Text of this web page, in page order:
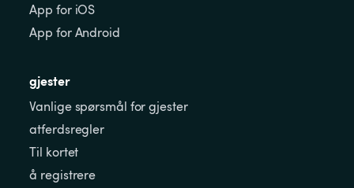
App for iOS
App for Android
gjester
Vanlige spørsmål for gjester
atferdsregler
Til kortet
å registrere